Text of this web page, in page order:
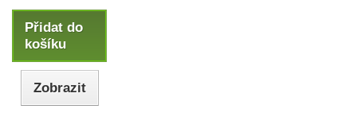
Přidat do
košíku
Zobrazit